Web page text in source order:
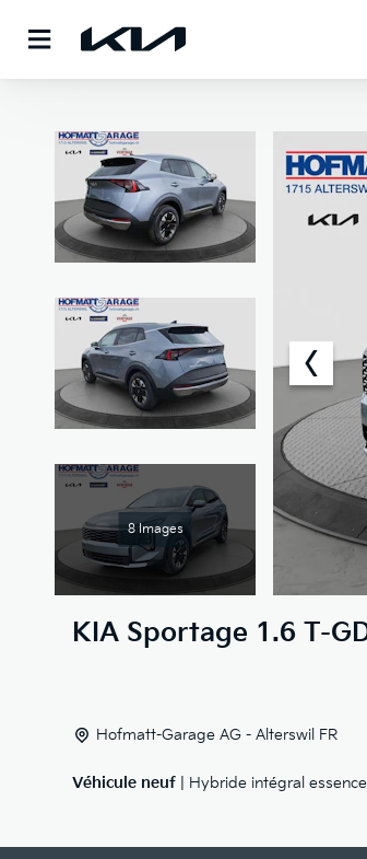
8 Images
KIA Sportage 1.6 T-
Hofmatt-Garage AG - Alterswil FR
Véhicule neuf | Hybride intégral